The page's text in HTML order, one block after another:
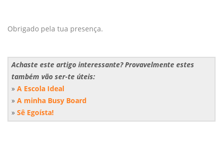
Obrigado pela tua presença.
Achaste este artigo interessante? Provavelmente estes
também vão ser-te úteis:
» A Escola Ideal
» A minha Busy Board
» Sê Egoísta!